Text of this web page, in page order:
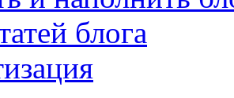
блога